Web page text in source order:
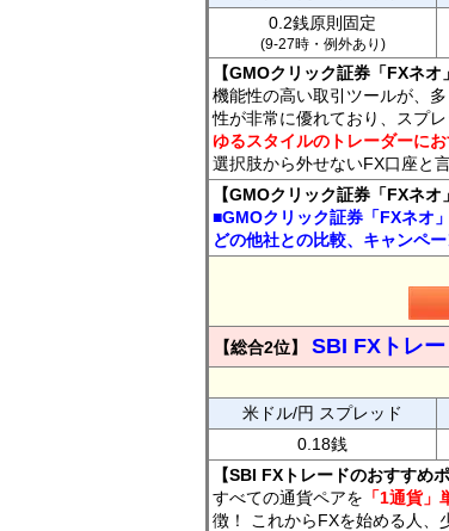
0.2銭原則固定
(9-27時・例外あり)
【GMOクリック証券「FXネオ
機能性の高い取引ツールが、
性が非常に優れており、スプ
ゆるスタイルのトレーダーに
選択肢から外せないFX口座と言
【GMOクリック証券「FXネオ
■GMOクリック証券「FXネオ
どの他社との比較、キャンペ
【総合2位】 SBI FXトレー
米ドル/円 スプレッド
0.18銭
【SBI FXトレードのおすすめポ
すべての通貨ペアを 「1通貨
徴！ これからFXを始める人、